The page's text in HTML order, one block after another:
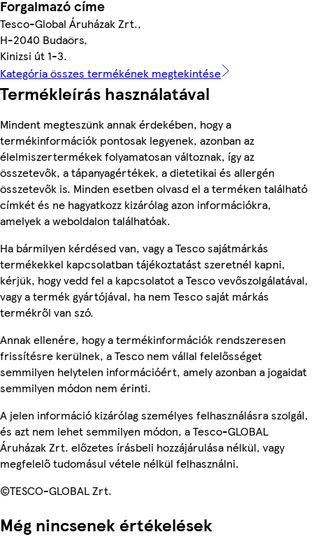
Forgalmazó címe
Tesco-Global Áruházak Zrt.,
H-2040 Budaörs,
Kinizsi út 1-3.
Kategória összes termékének megtekintése
Termékleírás használatával
Mindent megteszünk annak érdekében, hogy a
termékinformációk pontosak legyenek, azonban az
élelmiszertermékek folyamatosan változnak, így az
összetevők, a tápanyagértékek, a dietetikai és allergén
összetevők is. Minden esetben olvasd el a terméken található
címkét és ne hagyatkozz kizárólag azon információkra,
amelyek a weboldalon találhatóak.
Ha bármilyen kérdésed van, vagy a Tesco sajátmárkás
termékekkel kapcsolatban tájékoztatást szeretnél kapni,
kérjük, hogy vedd fel a kapcsolatot a Tesco vevőszolgálatával,
vagy a termék gyártójával, ha nem Tesco saját márkás
termékről van szó.
Annak ellenére, hogy a termékinformációk rendszeresen
frissítésre kerülnek, a Tesco nem vállal felelősséget
semmilyen helytelen információért, amely azonban a jogaidat
semmilyen módon nem érinti.
A jelen információ kizárólag személyes felhasználásra szolgál,
és azt nem lehet semmilyen módon, a Tesco-GLOBAL
Áruházak Zrt. előzetes írásbeli hozzájárulása nélkül, vagy
megfelelő tudomásul vétele nélkül felhasználni.
©TESCO-GLOBAL Zrt.
Még nincsenek értékelések